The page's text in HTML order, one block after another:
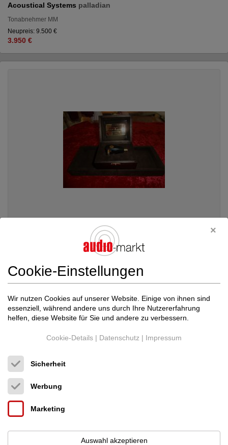
Acoustical Systems palladian
Tonabnehmer MM
Neupreis: 9.500 €
3.950 €
980 €
Cookie-Einstellungen
Wir nutzen Cookies auf unserer Website. Einige von ihnen sind
essenziell, während andere uns durch Ihre Nutzererfahrung
helfen, diese Website für Sie und andere zu verbessern.
Cookie-Details | Datenschutz | Impressum
Sicherheit
Werbung
Marketing
Auswahl akzeptieren